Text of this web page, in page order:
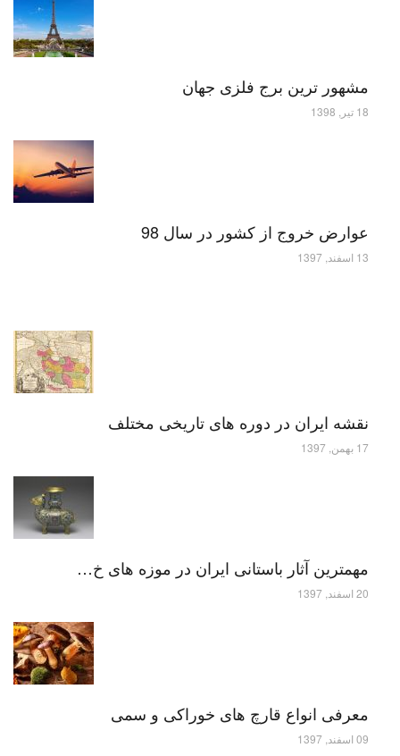
مشهور ترین برج فلزی جهان
18 تیر, 1398
عوارض خروج از کشور در سال 98
13 اسفند, 1397
نقشه ایران در دوره های تاریخی مختلف
17 بهمن, 1397
مهمترین آثار باستانی ایران در موزه های خ…
20 اسفند, 1397
معرفی انواع قارچ های خوراکی و سمی
09 اسفند, 1397